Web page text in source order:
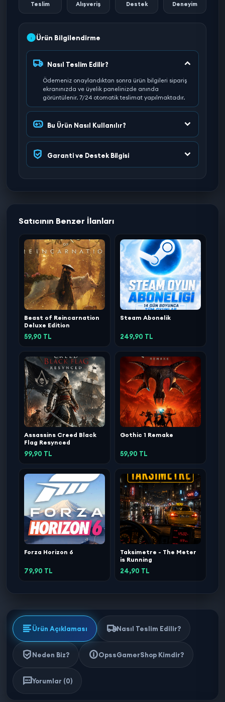
Teslim
Alışveriş
Destek
Deneyim
Ürün Bilgilendirme
Nasıl Teslim Edilir?
Ödemeniz onaylandıktan sonra ürün bilgileri sipariş
ekranınızda ve üyelik panelinizde anında
görüntülenir. 7/24 otomatik teslimat yapılmaktadır.
Bu Ürün Nasıl Kullanılır?
Garanti ve Destek Bilgisi
Satıcının Benzer İlanları
Beast of Reincarnation
Deluxe Edition
59,90 TL
Steam Abonelik
249,90 TL
Assassins Creed Black
Flag Resynced
99,90 TL
Gothic 1 Remake
59,90 TL
Forza Horizon 6
79,90 TL
Taksimetre - The Meter
is Running
24,90 TL
Ürün Açıklaması Nasıl Teslim Edilir?
Neden Biz? OpssGamerShop Kimdir?
Yorumlar (0)